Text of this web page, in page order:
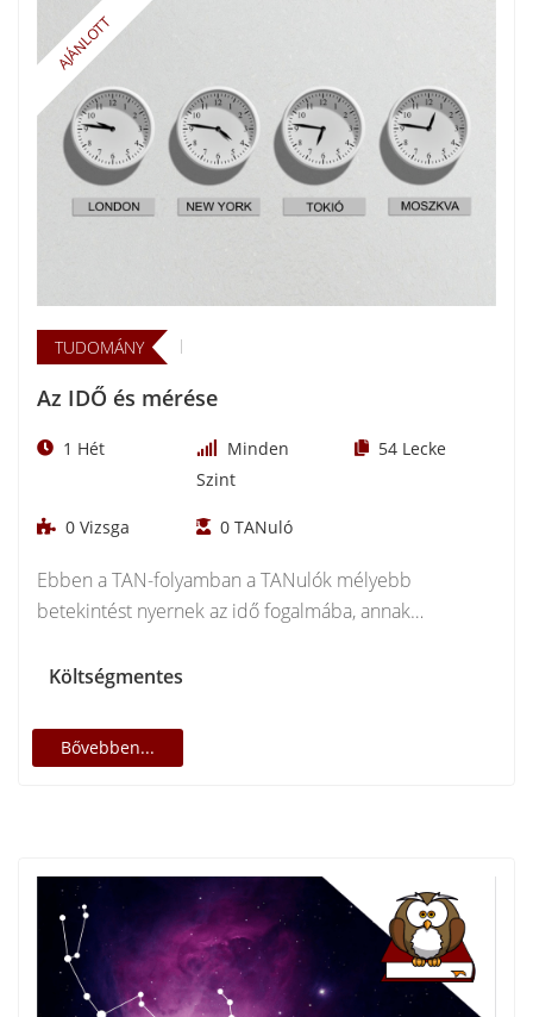
TUDOMÁNY
Az IDŐ és mérése
1 Hét
Minden
Szint
54 Lecke
0 Vizsga 0TANuló
Ebben a TAN-folyamban a TANulók mélyebb
betekintést nyernek az idő fogalmába, annak
Költségmentes
Bővebben...